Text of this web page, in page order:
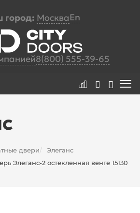
город: МоскваEn
8(800) 555-39-65
двери/ Элеганс
Элеганс-2 остекленная венге 15130